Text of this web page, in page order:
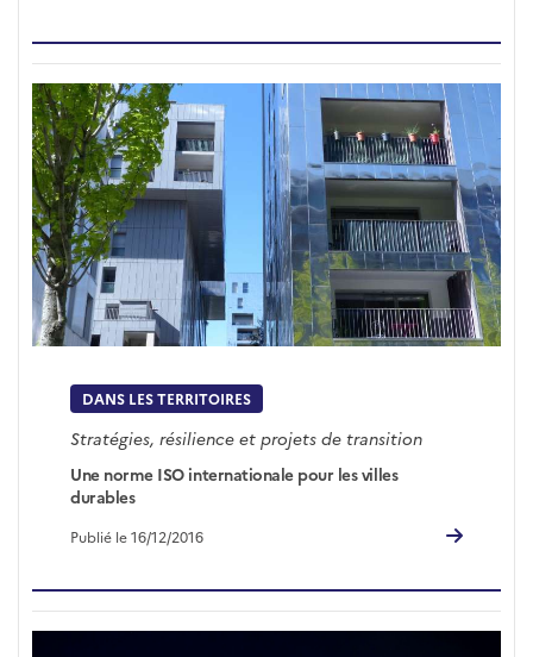
DANS LES TERRITOIRES
Stratégies, résilience et projets de transition
Une norme ISO internationale pour les villes
durables
Publié le 16/12/2016